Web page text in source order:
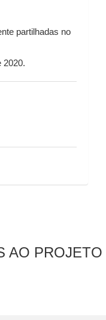
partilhadas no
2020.
AO PROJETO